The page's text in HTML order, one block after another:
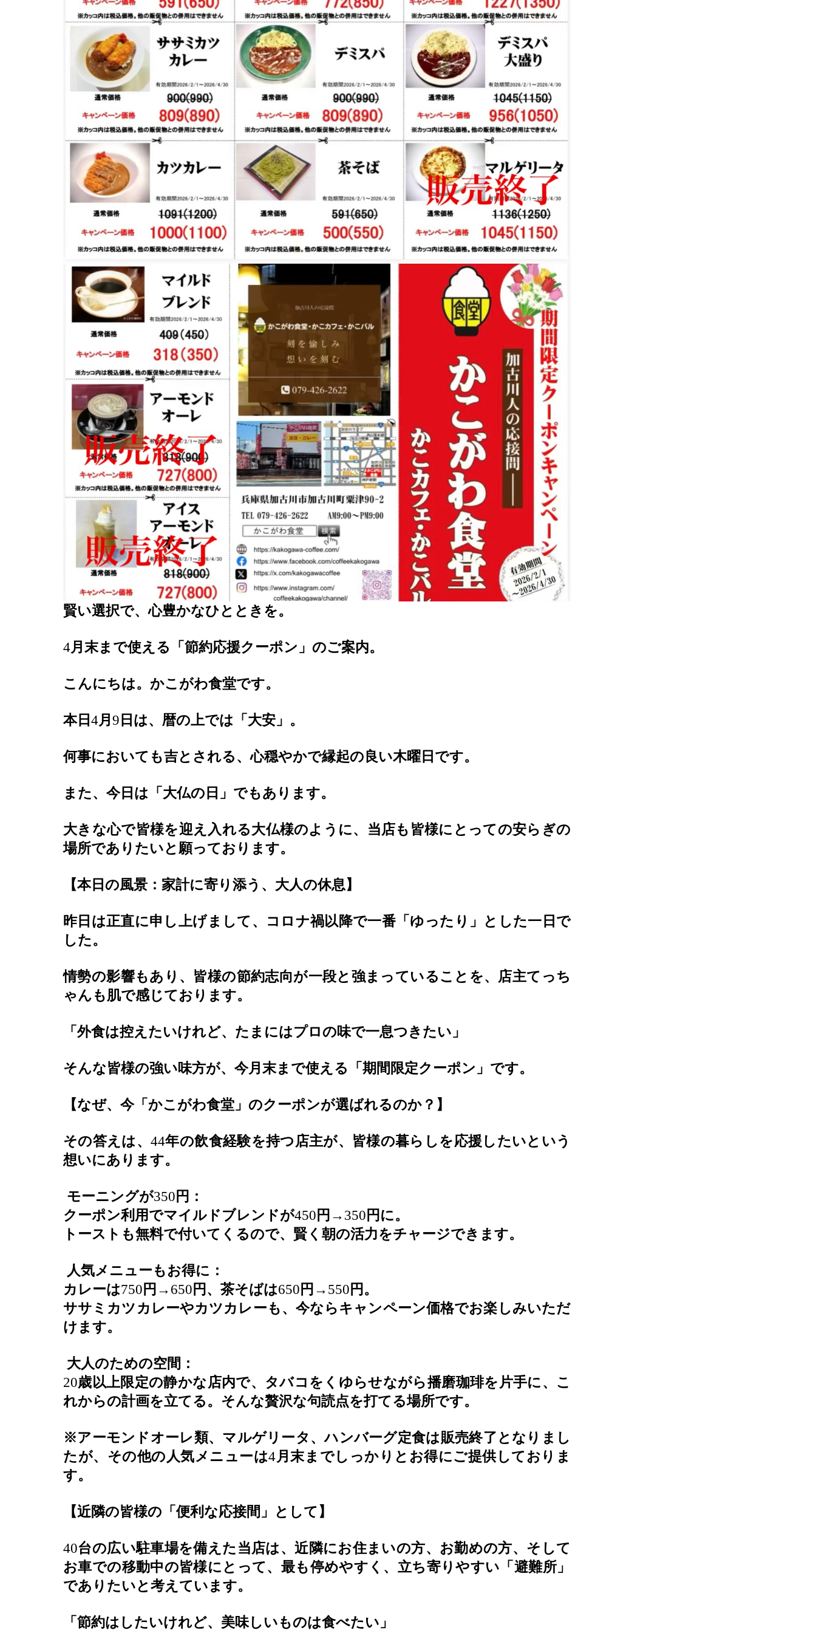
賢い選択で、心豊かなひとときを。
4月末まで使える「節約応援クーポン」のご案内。
こんにちは。かこがわ食堂です。
本日 4月 9 日は、暦の上では「大安」。
何事においても吉とされる、心穏やかで縁起の良い木曜日です。
また、今日は「大仏の日」でもあります。
大きな心で皆様を迎え入れる大仏様のように、当店も皆様にとっての安らぎの
場所でありたいと願っております。
【本日の風景：家計に寄り添う、大人の休息】
昨日は正直に申し上げまして、コロナ禍以降で一番「ゆったり」とした一日で
した。
情勢の影響もあり、皆様の節約志向が一段と強まっていることを、店主てっち
ゃんも肌で感じております。
「外食は控えたいけれど、たまにはプロの味で一息つきたい」
そんな皆様の強い味方が、今月末まで使える「期間限定クーポン」です。
【なぜ、今「かこがわ食堂」のクーポンが選ばれるのか？】
その答えは、44年の飲食経験を持つ店主が、皆様の暮らしを応援したいという
想いにあります。
モーニングが350 円：
クーポン利用でマイルドブレンドが450 円 →350 円に。
トーストも無料で付いてくるので、賢く朝の活力をチャージできます。
人気メニューもお得に：
カレーは750 円 →650 円、茶そばは650 円 →550 円。
ササミカツカレーやカツカレーも、今ならキャンペーン価格でお楽しみいただ
けます。
大人のための空間：
20歳以上限定の静かな店内で、タバコをくゆらせながら播磨珈琲を片手に、こ
れからの計画を立てる。そんな贅沢な句読点を打てる場所です。
※アーモンドオーレ類、マルゲリータ、ハンバーグ定食は販売終了となりまし
たが、その他の人気メニューは4月末までしっかりとお得にご提供しておりま
す。
【近隣の皆様の「便利な応接間」として】
40台の広い駐車場を備えた当店は、近隣にお住まいの方、お勤めの方、そして
お車での移動中の皆様にとって、最も停めやすく、立ち寄りやすい「避難所」
でありたいと考えています。
「節約はしたいけれど、美味しいものは食べたい」